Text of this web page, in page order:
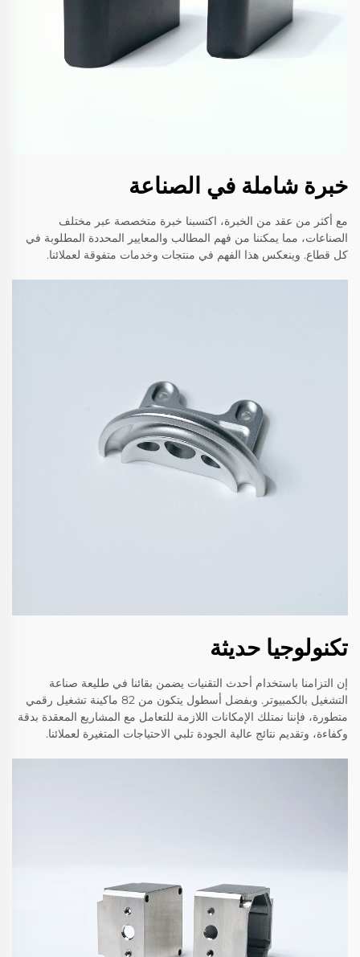
خبرة شاملة في الصناعة
مع أكثر من عقد من الخبرة، اكتسبنا خبرة متخصصة عبر مختلف
الصناعات، مما يمكننا من فهم المطالب والمعايير المحددة المطلوبة في
كل قطاع. وينعكس هذا الفهم في منتجات وخدمات متفوقة لعملائنا.
تكنولوجيا حديثة
إن التزامنا باستخدام أحدث التقنيات يضمن بقائنا في طليعة صناعة
التشغيل بالكمبيوتر. وبفضل أسطول يتكون من 82 ماكينة تشغيل رقمي
متطورة، فإننا نمتلك الإمكانات اللازمة للتعامل مع المشاريع المعقدة بدقة
وكفاءة، وتقديم نتائج عالية الجودة تلبي الاحتياجات المتغيرة لعملائنا.